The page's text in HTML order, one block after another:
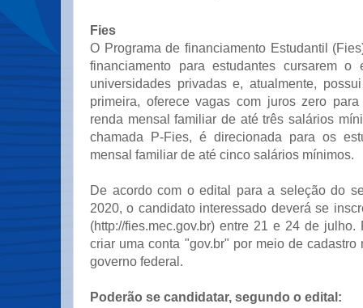
Fies
O Programa de financiamento Estudantil
financiamento para estudantes cursarem o
universidades privadas e, atualmente,
primeira, oferece vagas com juros zero
renda mensal familiar de até três salários
chamada P-Fies, é direcionada para os
mensal familiar de até cinco salários mínimos.
De acordo com o edital para a seleção do
2020, o candidato interessado deverá se
(http://fies.mec.gov.br) entre 21 e 24 de
criar uma conta "gov.br" por meio de
governo federal.
Poderão se candidatar, segundo o edital: